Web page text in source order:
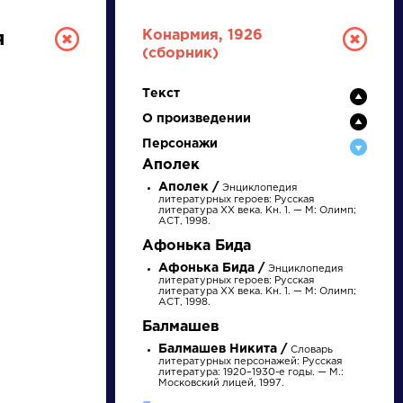
Э Ю Я ...
Конармия, 1926
(сборник)
Текст
О произведении
Персонажи
Аполек
Аполек / Энциклопедия
литературных героев: Русская
литература XX века. Кн. 1. — М: Олимп;
АСТ, 1998.
Афонька Бида
Афонька Бида / Энциклопедия
литературных героев: Русская
литература XX века. Кн. 1. — М: Олимп;
АСТ, 1998.
Балмашев
Балмашев Никита / Словарь
литературных персонажей: Русская
литература: 1920–1930-е годы. — М.:
Московский лицей, 1997.